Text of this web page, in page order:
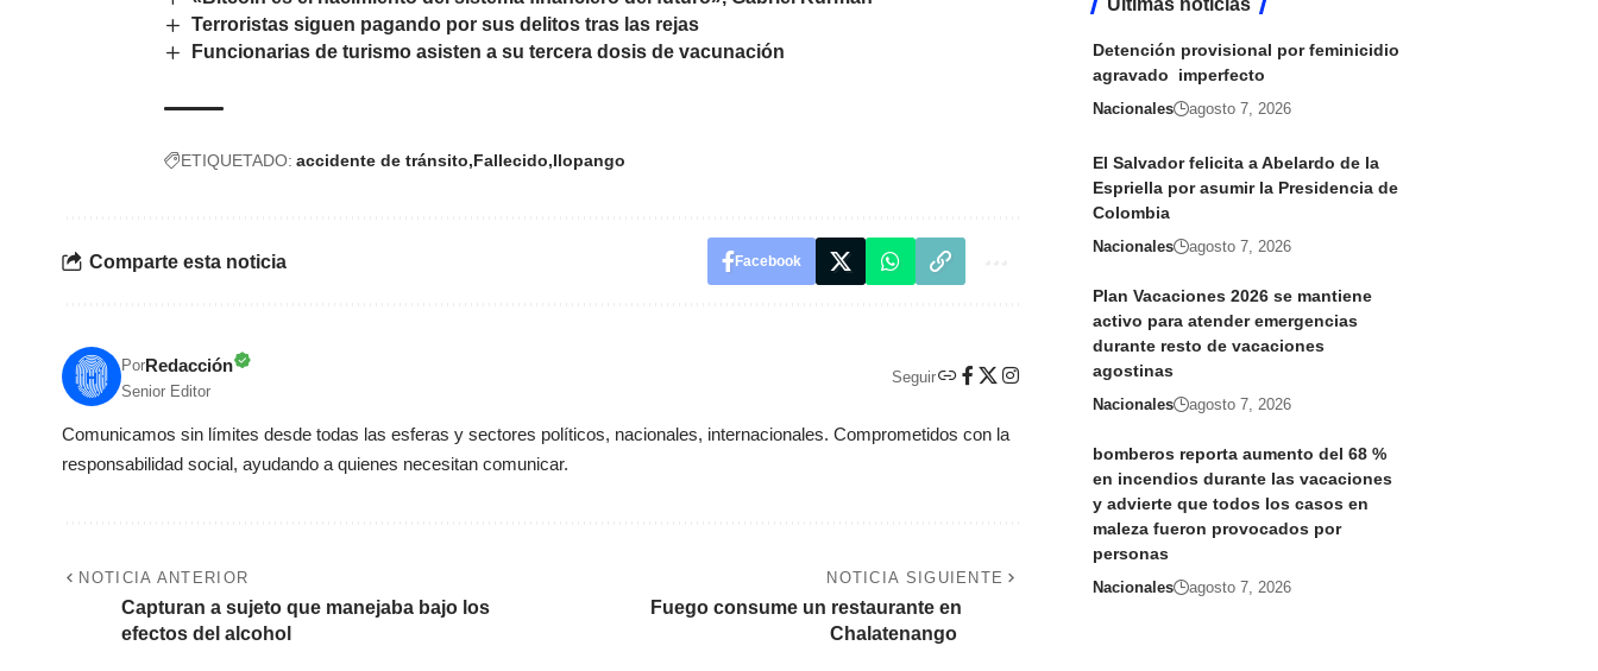
Terroristas siguen pagando por sus delitos tras las rejas
Funcionarias de turismo asisten a su tercera dosis de vacunación
ETIQUETADO: accidente de tránsito Fallecido Ilopango
Comparte esta noticia Facebook
PorRedacción
Senior Editor
Seguir
Comunicamos sin límites desde todas las esferas y sectores políticos, nacionales, internacionales. Comprometidos con la
responsabilidad social, ayudando a quienes necesitan comunicar.
NOTICIA ANTERIOR
Capturan a sujeto que manejaba bajo los
efectos del alcohol
NOTICIA SIGUIENTE
Fuego consume un restaurante en
Chalatenango
Últimas noticias
Detención provisional por feminicidio
agravado imperfecto
Nacionales agosto 7, 2026
El Salvador felicita a Abelardo de la
Espriella por asumir la Presidencia de
Colombia
Nacionales agosto 7, 2026
Plan Vacaciones 2026 se mantiene
activo para atender emergencias
durante resto de vacaciones
agostinas
Nacionales agosto 7, 2026
bomberos reporta aumento del 68 %
en incendios durante las vacaciones
y advierte que todos los casos en
maleza fueron provocados por
personas
Nacionales agosto 7, 2026